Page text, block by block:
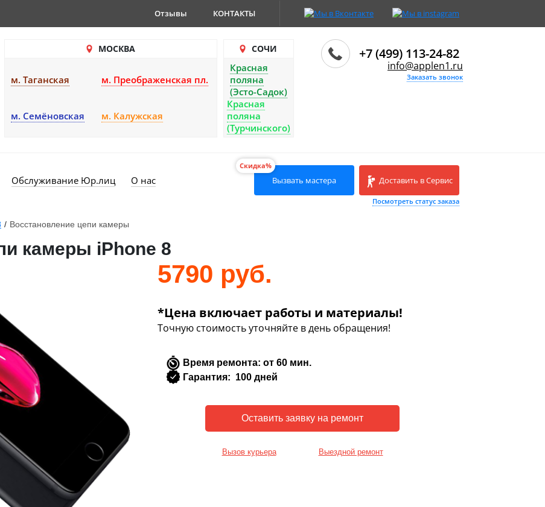
Отзывы КОНТАКТЫ
МОСКВА
м. Таганская м. Преображенская пл.
м. Семёновская м. Калужская
СОЧИ
Красная
поляна
(Эсто-Садок)
Красная
поляна
(Турчинского)
+7 (499) 113-24-82
info@applen1.ru
Заказать звонок
Обслуживание Юр.лиц О нас
Скидка%
Вызвать мастера Доставить в Сервис
Посмотреть статус заказа
/ Восстановление цепи камеры
камеры iPhone 8
5790 руб.
*Цена включает работы и материалы!
Точную стоимость уточняйте в день обращения!
Время ремонта: от 60 мин.
Гарантия: 100 дней
Вызов курьера Выездной ремонт